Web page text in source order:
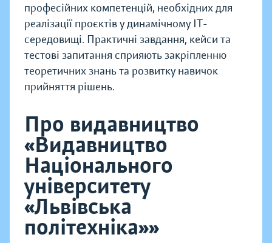
професійних компетенцій, необхідних для
реалізації проєктів у динамічному ІТ-
середовищі. Практичні завдання, кейси та
тестові запитання сприяють закріпленню
теоретичних знань та розвитку навичок
прийняття рішень.
Про видавництво
«Видавництво
Національного
університету
«Львівська
політехніка»»